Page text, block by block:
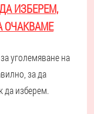
ИЗБЕРЕМ,
ОЧАКВАМЕ
уголемяване на
за да
да изберем.